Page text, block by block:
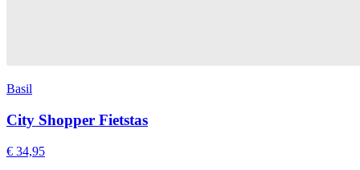
Basil
City Shopper Fietstas
€ 34,95